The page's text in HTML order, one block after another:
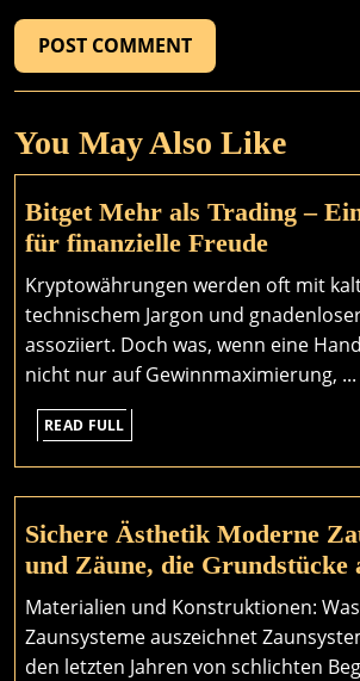
You May Also Like
Bitget Mehr als Trading –
für finanzielle FreudeBitget
Mehr
als
Trading
–
für
Freude
Kryptowährungen werden oft mit
technischem Jargon und
assoziiert. Doch was, wenn eine
nicht nur auf Gewinnmaximierung, ...
READ FULL
FULL
Sichere Ästhetik Moderne
und Zäune, die Grundstücke
Materialien und Konstruktionen:
Zaunsysteme auszeichnet
den letzten Jahren von schlichten